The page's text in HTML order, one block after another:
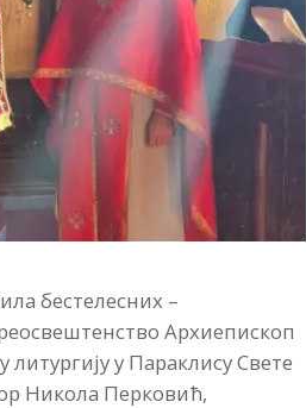
бестелесних –
Архиепископ
у Параклису Свете
Никола Перковић,